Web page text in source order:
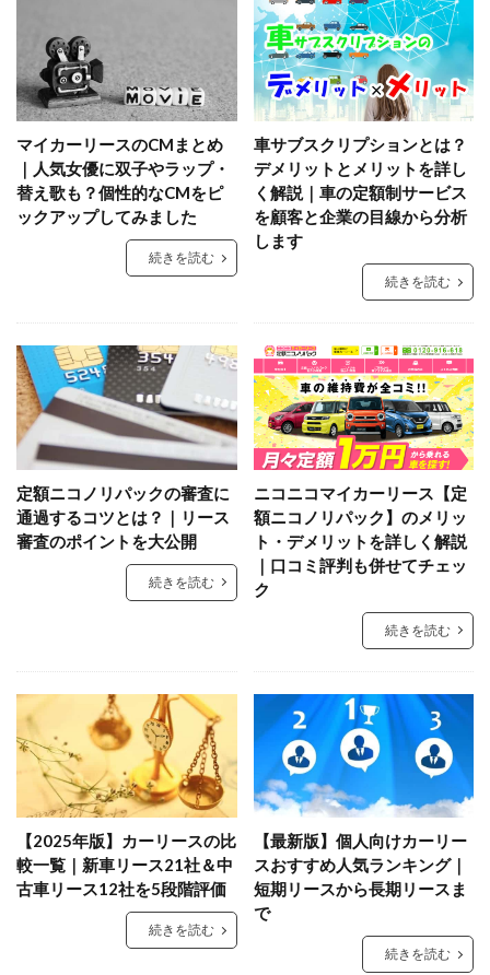
マイカーリースのCMまとめ
｜人気女優に双子やラップ・
替え歌も？個性的なCMをピ
ックアップしてみました
続きを読む
車サブスクリプションとは？
デメリットとメリットを詳し
く解説｜車の定額制サービス
を顧客と企業の目線から分析
します
続きを読む
定額ニコノリパックの審査に
通過するコツとは？｜リース
審査のポイントを大公開
続きを読む
ニコニコマイカーリース【定
額ニコノリパック】のメリッ
ト・デメリットを詳しく解説
｜口コミ評判も併せてチェッ
ク
続きを読む
【2025年版】カーリースの比
較一覧｜新車リース21社＆中
古車リース12社を5段階評価
続きを読む
【最新版】個人向けカーリー
スおすすめ人気ランキング｜
短期リースから長期リースま
で
続きを読む